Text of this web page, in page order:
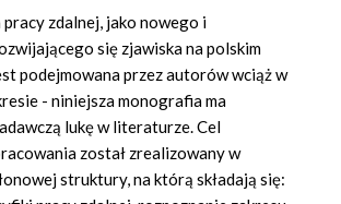
zdalnej, jako nowego i
się zjawiska na polskim
podejmowana przez autorów wciąż w
- niniejsza monografia ma
lukę w literaturze. Cel
został zrealizowany w
struktury, na którą składają się: